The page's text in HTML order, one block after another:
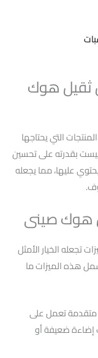
4 عاكس ثقيل هوك
التي يحتاجها
بقدرته على تحسين
عليها، مما يجعله
تجعله الخيار الأمثل
هذه الميزات ما
تعمل على
إضاءة ضعيفة أو